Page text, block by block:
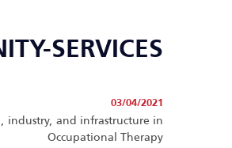
SERVICES
03/04/2021
industry, and infrastructure in
Occupational Therapy